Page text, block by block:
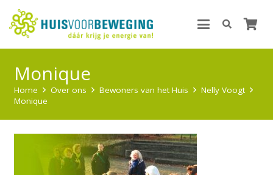
Monique
Home Over ons Bewoners van het Huis
Nelly Voogt
Monique